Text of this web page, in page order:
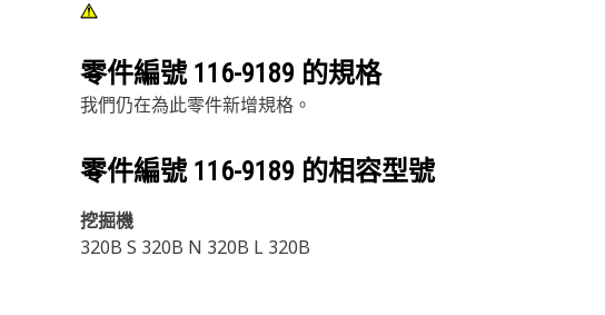
零件編號 116-9189 的規格
我們仍在為此零件新增規格。
零件編號 116-9189 的相容型號
挖掘機
320B S 320B N 320B L 320B